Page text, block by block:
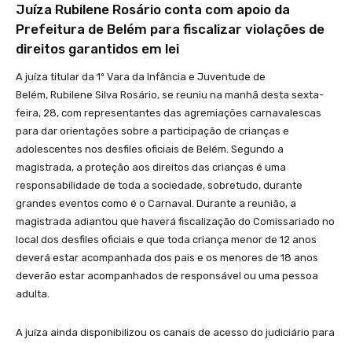
Juíza Rubilene Rosário conta com apoio da
Prefeitura de Belém para fiscalizar violações de
direitos garantidos em lei
A juíza titular da 1º Vara da Infância e Juventude de
Belém, Rubilene Silva Rosário, se reuniu na manhã desta sexta-
feira, 28, com representantes das agremiações carnavalescas
para dar orientações sobre a participação de crianças e
adolescentes nos desfiles oficiais de Belém. Segundo a
magistrada, a proteção aos direitos das crianças é uma
responsabilidade de toda a sociedade, sobretudo, durante
grandes eventos como é o Carnaval. Durante a reunião, a
magistrada adiantou que haverá fiscalização do Comissariado no
local dos desfiles oficiais e que toda criança menor de 12 anos
deverá estar acompanhada dos pais e os menores de 18 anos
deverão estar acompanhados de responsável ou uma pessoa
adulta.
A juíza ainda disponibilizou os canais de acesso do judiciário para